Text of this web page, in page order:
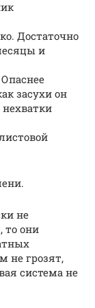
Достаточно
и
засухи он
нехватки
не
то они
не грозят,
система не